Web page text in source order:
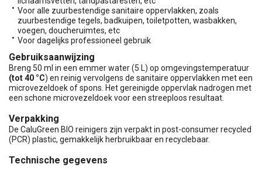
Voor alle zuurbestendige sanitaire oppervlakken, zoals
zuurbestendige tegels, badkuipen, toiletpotten, wasbakken,
voegen, doucheruimtes, etc
Voor dagelijks professioneel gebruik
Gebruiksaanwijzing
Breng 50 ml in een emmer water (5 L) op omgevingstemperatuur
(tot 40 °C) en reinig vervolgens de sanitaire oppervlakken met een
microvezeldoek of spons. Het gereinigde oppervlak nadrogen met
een schone microvezeldoek voor een streeploos resultaat.
Verpakking
De CaluGreen BIO reinigers zijn verpakt in post-consumer recycled
(PCR) plastic, gemakkelijk herbruikbaar en recyclebaar.
Technische gegevens